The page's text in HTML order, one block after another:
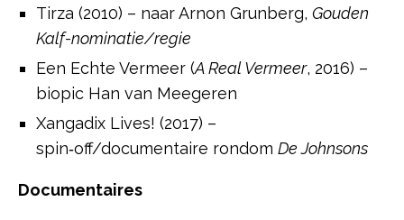
Tirza (2010) – naar Arnon Grunberg, Gouden
Kalf-nominatie/regie
Een Echte Vermeer (A Real Vermeer, 2016) –
biopic Han van Meegeren
Xangadix Lives! (2017) –
spin‑off/documentaire rondom De Johnsons
Documentaires